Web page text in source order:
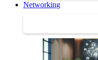
Networking